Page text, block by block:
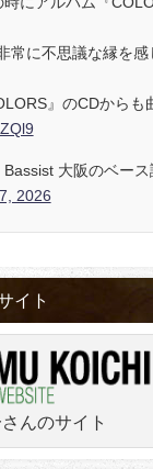
常に不思議な縁を感
』のCDからも
大阪のベース
2026
イト
んのサイト